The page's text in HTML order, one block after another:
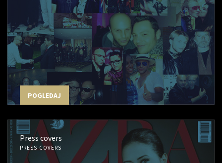
POGLEDAJ
Press covers
PRESS COVERS